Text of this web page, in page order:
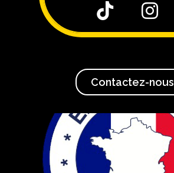
 
Contactez-nous